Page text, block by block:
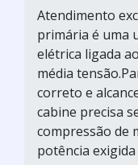
Atendimento
primária é uma
elétrica ligada
média
correto e
cabine precisa
compressão de
potência exigida